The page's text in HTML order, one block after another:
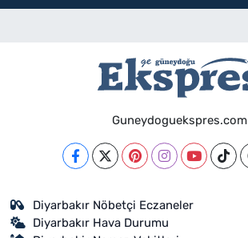
Guneydoguekspres.com
Diyarbakır Nöbetçi Eczaneler
Diyarbakır Hava Durumu